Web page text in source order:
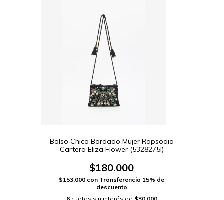
Bolso Chico Bordado Mujer Rapsodia
Cartera Eliza Flower (5328275I)
$180.000
$153.000 con Transferencia 15% de
descuento